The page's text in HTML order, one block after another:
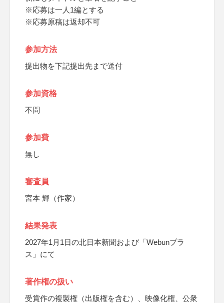
※応募は一人1編とする
※応募原稿は返却不可
参加方法
提出物を下記提出先まで送付
参加資格
不問
参加費
無し
審査員
宮本 輝（作家）
結果発表
2027年1月1日の北日本新聞および「Webunプラ
ス」にて
著作権の扱い
受賞作の複製権（出版権を含む）、映像化権、公衆